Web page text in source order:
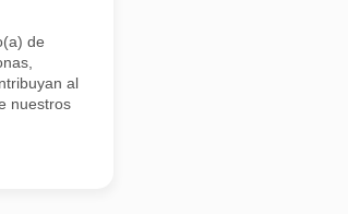
de
al
nuestros